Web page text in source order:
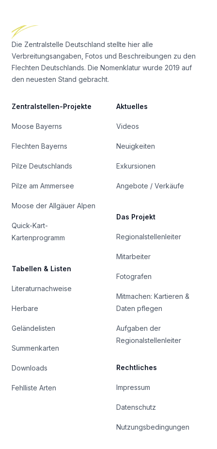
Die Zentralstelle Deutschland stellte hier alle
Verbreitungsangaben, Fotos und Beschreibungen zu den
Flechten Deutschlands. Die Nomenklatur wurde 2019 auf
den neuesten Stand gebracht.
Zentralstellen-Projekte
Moose Bayerns
Flechten Bayerns
Pilze Deutschlands
Pilze am Ammersee
Moose der Allgäuer Alpen
Quick-Kart-
Kartenprogramm
Tabellen & Listen
Literaturnachweise
Herbare
Geländelisten
Summenkarten
Downloads
Fehlliste Arten
Aktuelles
Videos
Neuigkeiten
Exkursionen
Angebote / Verkäufe
Das Projekt
Regionalstellenleiter
Mitarbeiter
Fotografen
Mitmachen: Kartieren &
Daten pflegen
Aufgaben der
Regionalstellenleiter
Rechtliches
Impressum
Datenschutz
Nutzungsbedingungen